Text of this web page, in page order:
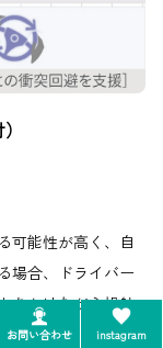
可能性が高く、自
場合、ドライバー
をかけながら操舵
お問い合わせ instagram